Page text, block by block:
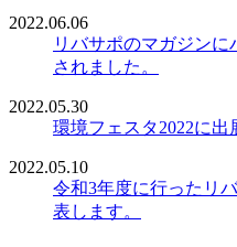
2022.06.06
リバサポのマガジン
されました。
2022.05.30
環境フェスタ2022に出
2022.05.10
令和3年度に行ったリ
表します。